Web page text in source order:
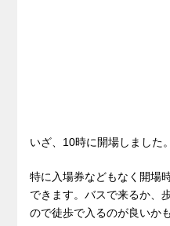
いざ、10時に開場しました。
特に入場券などもなく開場
できます。バスで来るか、
ので徒歩で入るのが良いかも